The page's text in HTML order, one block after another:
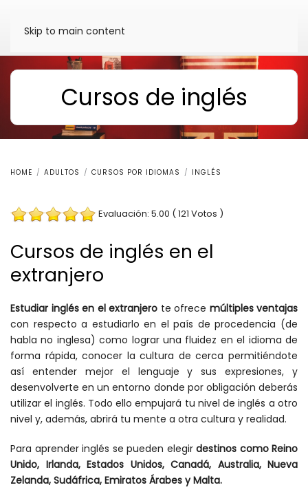
Skip to main content
Cursos de inglés
HOME ADULTOS CURSOS POR IDIOMAS INGLÉS
Evaluación: 5.00 ( 121 Votos )
Cursos de inglés en el
extranjero
Estudiar inglés en el extranjero te ofrece múltiples ventajas
con respecto a estudiarlo en el país de procedencia (de
habla no inglesa) como lograr una fluidez en el idioma de
forma rápida, conocer la cultura de cerca permitiéndote
así entender mejor el lenguaje y sus expresiones, y
desenvolverte en un entorno donde por obligación deberás
utilizar el inglés. Todo ello empujará tu nivel de inglés a otro
nivel y, además, abrirá tu mente a otra cultura y realidad.
Para aprender inglés se pueden elegir destinos como Reino
Unido, Irlanda, Estados Unidos, Canadá, Australia, Nueva
Zelanda, Sudáfrica, Emiratos Árabes y Malta.